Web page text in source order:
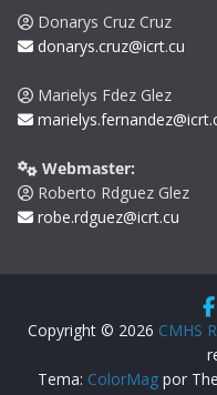
Donarys Cruz Cruz
donarys.cruz@icrt.cu
Marielys Fdez Glez
Webmaster:
Roberto Rdguez Glez
robe.rdguez@icrt.cu
Copyright © 2026 CMHS
Tema: ColorMagpor